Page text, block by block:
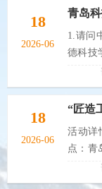
18
2026-06
青岛
1.请问
德科技
学院
学、科
准的实
学的典
议，选
高学院
18
2026-06
活动详
点：青
区南
（建议